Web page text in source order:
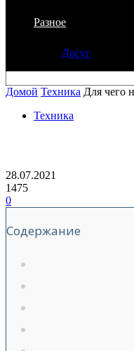
Разное
Досуг
Домой Техника Для чего
Техника
28.07.2021
1475
0
Содержание